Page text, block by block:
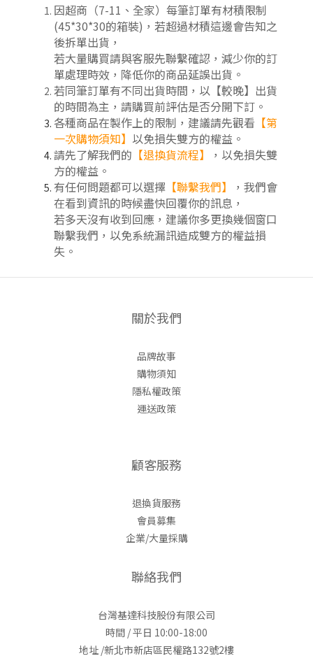
因超商（7-11、全家）每筆訂單有材積限制
(45*30*30的箱裝)，若超過材積這邊會告知之
後拆單出貨，
若大量購買請與客服先聯繫確認，減少你的訂
單處理時效，降低你的商品延誤出貨。
若同筆訂單有不同出貨時間，以【較晚】出貨
的時間為主，請購買前評估是否分開下訂 。
各種商品在製作上的限制，建議請先觀看 【第
一次購物須知】 以免損失雙方的權益。
請先了解我們的 【退換貨流程】
，以免損失雙
方的權益。
有任何問題都可以選擇 【聯繫我們】
，我們會
在看到資訊的時候盡快回覆你的訊息，
若多天沒有收到回應，建議你多更換幾個窗口
聯繫我們，以免系統漏訊造成雙方的權益損
失。
關於我們
品牌故事
購物須知
隱私權政策
運送政策
顧客服務
退換貨服務
會員募集
企業/大量採購
聯絡我們
台灣基達科技股份有限公司
時間 / 平日 10:00-18:00
地址 /新北市新店區民權路132號2樓